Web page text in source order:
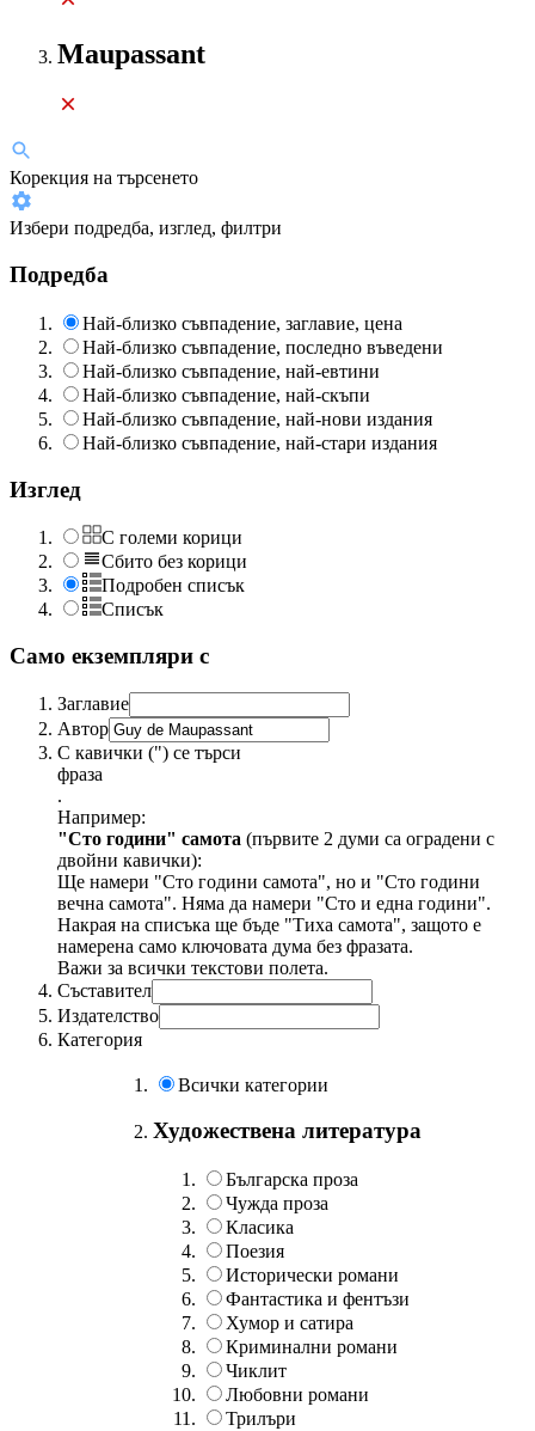
Maupassant
Корекция на търсенето
Избери подредба, изглед, филтри
Подредба
Най-близко съвпадение, заглавие, цена
Най-близко съвпадение, последно въведени
Най-близко съвпадение, най-евтини
Най-близко съвпадение, най-скъпи
Най-близко съвпадение, най-нови издания
Най-близко съвпадение, най-стари издания
Изглед
С големи корици
Сбито без корици
Подробен списък
Списък
Само екземпляри с
Заглавие
Автор
С кавички (") се търси
фраза
.
Например:
"Сто години" самота (първите 2 думи са оградени с
двойни кавички):
Ще намери "Сто години самота", но и "Сто години
вечна самота". Няма да намери "Сто и една години".
Накрая на списъка ще бъде "Тиха самота", защото е
намерена само ключовата дума без фразата.
Важи за всички текстови полета.
Съставител
Издателство
Категория
Всички категории
Художествена литература
Българска проза
Чужда проза
Класика
Поезия
Исторически романи
Фантастика и фентъзи
Хумор и сатира
Криминални романи
Чиклит
Любовни романи
Трилъри